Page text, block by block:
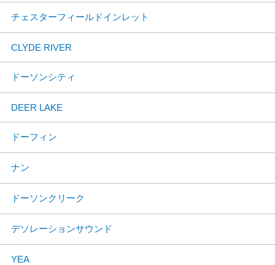
チェスターフィールドインレット
CLYDE RIVER
ドーソンシティ
DEER LAKE
ドーフィン
ナン
ドーソンクリーク
デソレーションサウンド
YEA